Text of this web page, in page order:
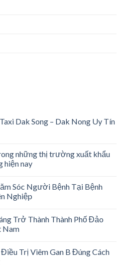
Dak Song – Dak Nong Uy Tín
những thị trường xuất khẩu
hiện nay
Sóc Người Bệnh Tại Bệnh
Nghiệp
Trở Thành Thành Phố Đảo
Nam
Trị Viêm Gan B Đúng Cách